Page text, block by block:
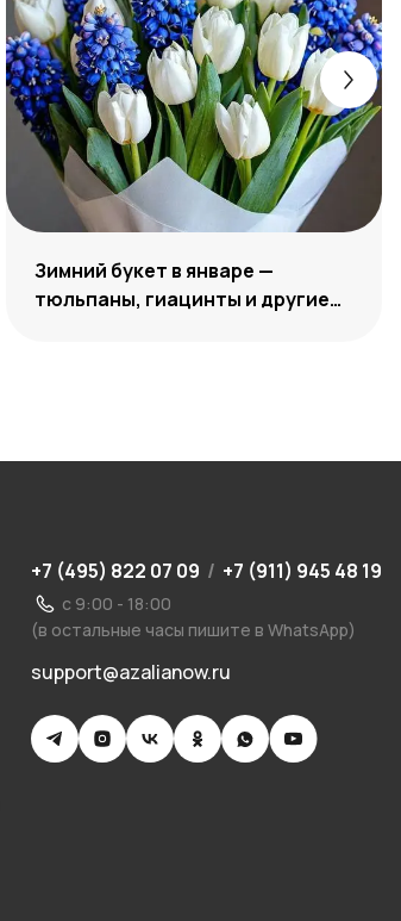
Зимний букет в январе —
тюльпаны, гиацинты и другие
+7 (495) 822 07 09 / +7 (911) 945 48 19
с 9:00 - 18:00
(в остальные часы пишите в WhatsApp)
support@azalianow.ru